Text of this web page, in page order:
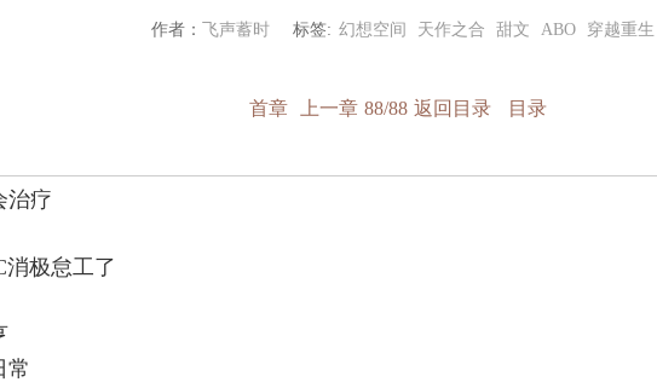
作者： 飞声蓄时 标签: 幻想空间 天作之合 甜文 ABO 穿越重生
首章 上一章 88/88 返回目录 目录
治疗
消极怠工了
常